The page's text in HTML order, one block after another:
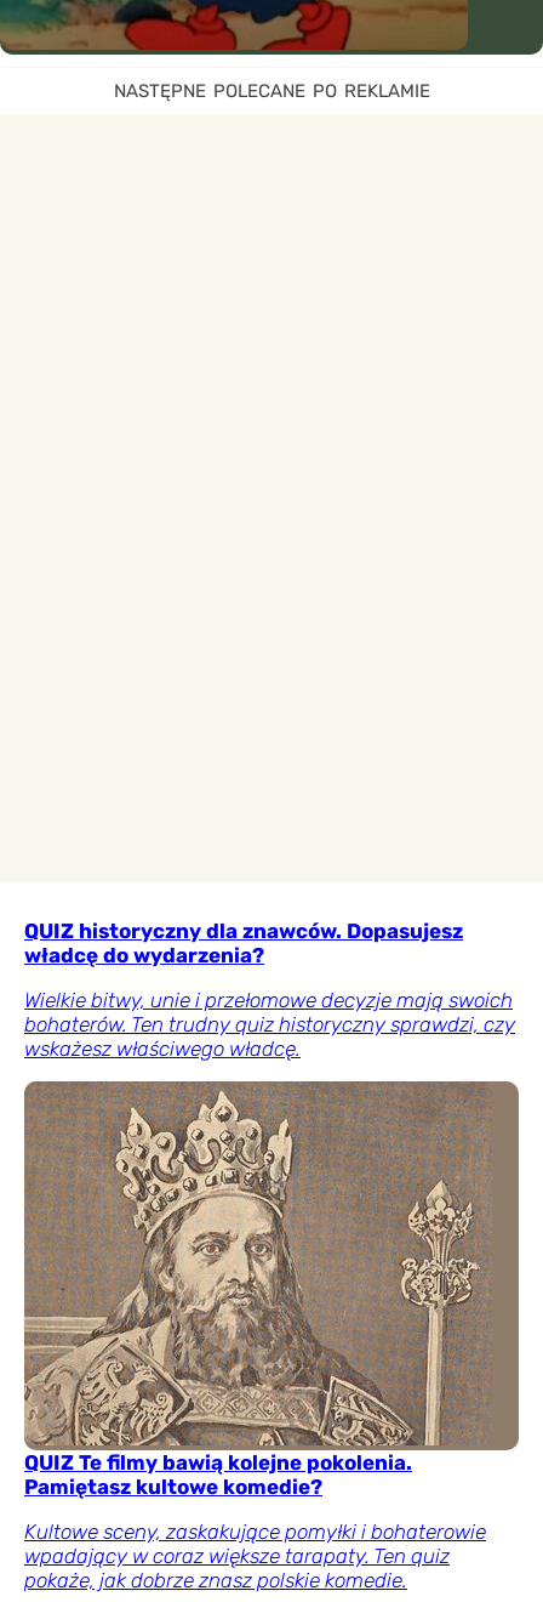
QUIZ historyczny dla znawców. Dopasujesz
władcę do wydarzenia?
Wielkie bitwy, unie i przełomowe decyzje mają swoich
bohaterów. Ten trudny quiz historyczny sprawdzi, czy
wskażesz właściwego władcę.
QUIZ Te filmy bawią kolejne pokolenia.
Pamiętasz kultowe komedie?
Kultowe sceny, zaskakujące pomyłki i bohaterowie
wpadający w coraz większe tarapaty. Ten quiz
pokaże, jak dobrze znasz polskie komedie.